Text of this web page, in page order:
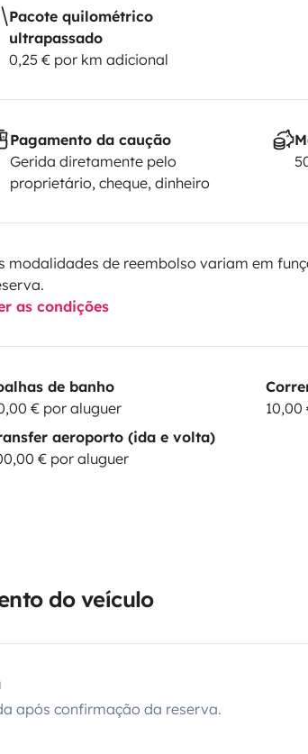
Pacote quilométrico
ultrapassado
0,25 € por km adicional
Pagamento da caução
Gerida diretamente pelo
proprietário, cheque, dinheiro
modalidades de reembolso variam em
as condições
de banho
€ por aluguer
10,00
aeroporto (ida e volta)
€ por aluguer
do veículo
após confirmação da reserva.